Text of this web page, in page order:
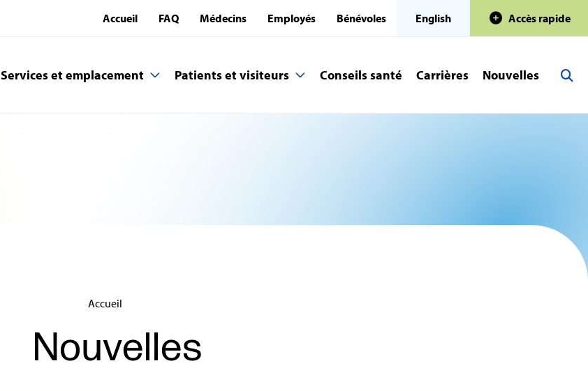
Accueil FAQ Médecins Employés Bénévoles English Accès rapide
Services et emplacement Patients et visiteurs Conseils santé Carrières Nouvelles
Accueil
Nouvelles